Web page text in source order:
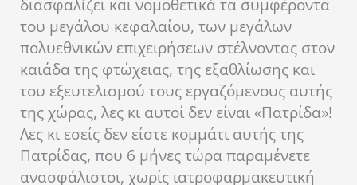
διασφαλίζει και νομοθετικά τα συμφέροντα
του μεγάλου κεφαλαίου, των μεγάλων
πολυεθνικών επιχειρήσεων στέλνοντας στον
καιάδα της φτώχειας, της εξαθλίωσης και
του εξευτελισμού τους εργαζόμενους αυτής
της χώρας, λες κι αυτοί δεν είναι «Πατρίδα»!
Λες κι εσείς δεν είστε κομμάτι αυτής της
Πατρίδας, που 6 μήνες τώρα παραμένετε
ανασφάλιστοι, χωρίς ιατροφαρμακευτική